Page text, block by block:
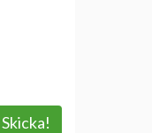
Skicka!